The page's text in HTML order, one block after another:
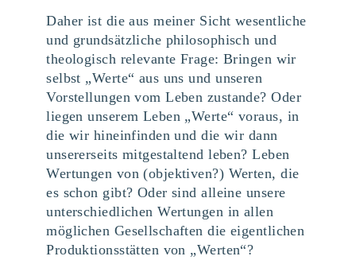
Daher ist die aus meiner Sicht wesentliche
und grundsätzliche philosophisch und
theologisch relevante Frage: Bringen wir
selbst „Werte“ aus uns und unseren
Vorstellungen vom Leben zustande? Oder
liegen unserem Leben „Werte“ voraus, in
die wir hineinfinden und die wir dann
unsererseits mitgestaltend leben? Leben
Wertungen von (objektiven?) Werten, die
es schon gibt? Oder sind alleine unsere
unterschiedlichen Wertungen in allen
möglichen Gesellschaften die eigentlichen
Produktionsstätten von „Werten“?